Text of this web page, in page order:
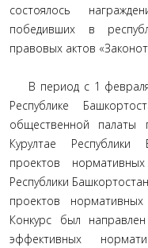
состоялось
победивших в
правовых актов
В период с 1
Республике
общественной палаты
Курултае Республики
проектов
Республики
проектов
Конкурс был
эффективных